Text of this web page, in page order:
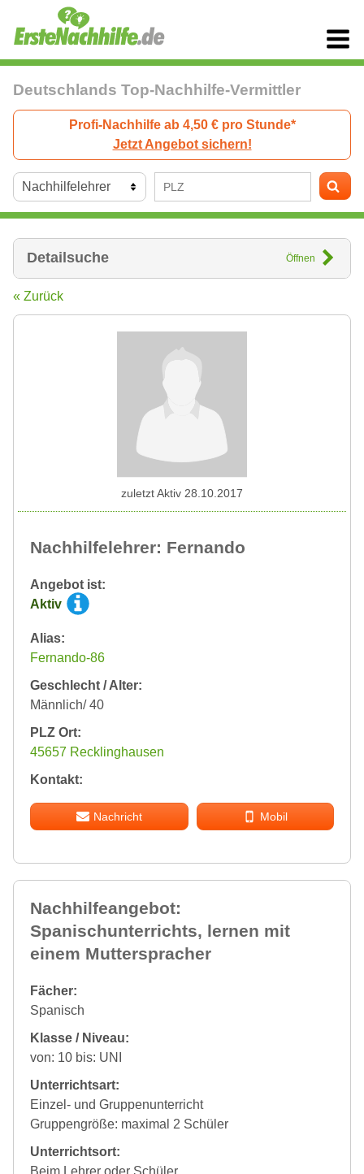
Deutschlands Top-Nachhilfe-Vermittler
Profi-Nachhilfe ab 4,50 € pro Stunde*
Jetzt Angebot sichern!
Detailsuche Öffnen
« Zurück
Nachhilfelehrer: Fernando
Angebot ist:
Aktiv
Alias:
Fernando-86
Geschlecht / Alter:
Männlich/ 40
PLZ Ort:
45657 Recklinghausen
Kontakt:
Nachricht Mobil
zuletzt Aktiv 28.10.2017
Nachhilfeangebot:
Spanischunterrichts, lernen mit
einem Mutterspracher
Fächer:
Spanisch
Klasse / Niveau:
von: 10 bis: UNI
Unterrichtsart:
Einzel- und Gruppenunterricht
Gruppengröße: maximal 2 Schüler
Unterrichtsort:
Beim Lehrer oder Schüler